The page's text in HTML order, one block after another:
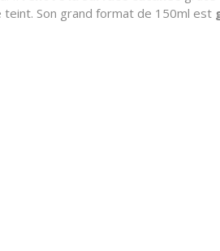
Son grand format de 150ml est